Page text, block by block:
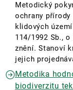
Metodický
ochrany
klidových
114/1992 Sb.,
znění. Stanoví
jejich
Metodika
biodiverzitu